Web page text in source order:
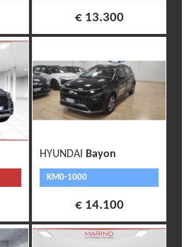
€ 13.300
HYUNDAI Bayon
KM0-1000
€ 14.100